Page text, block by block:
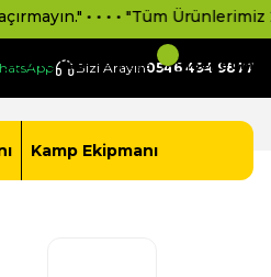
Ürünlerimiz 2 Yıl Resmi
Bizi Arayın0546 494 9877
Giriş Yap -Yeni Üye Ol Sepetim
Kamp Ekipmanı